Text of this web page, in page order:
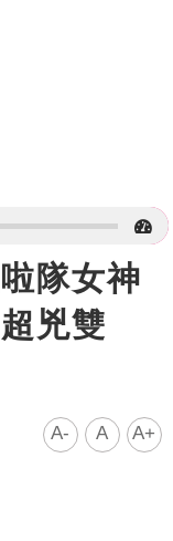
隊女神
兇雙
A- A A+